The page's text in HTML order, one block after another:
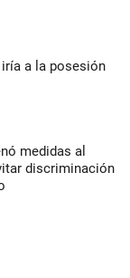
a la posesión
medidas al
discriminación